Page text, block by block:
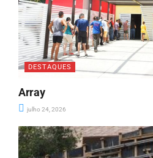
DESTAQUES
Array
julho 24, 2026